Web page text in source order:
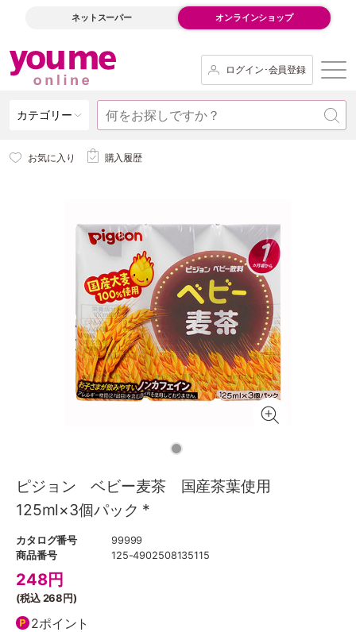
ネットスーパー オンラインショップ
ログイン･会員登録
カテゴリー
お気に入り 購入履歴
ピジョン ベビー麦茶 国産茶葉使用
125ml×3個パック *
カタログ番号
99999
商品番号
125-4902508135115
248円
(税込268円)
2ポイント